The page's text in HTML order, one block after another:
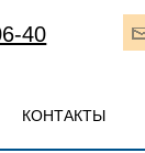
40
КОНТАКТЫ